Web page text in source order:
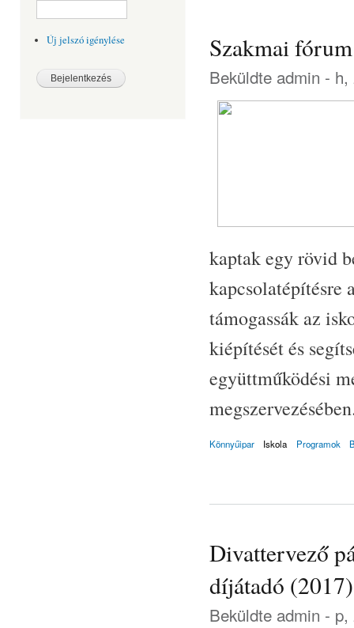
Új jelszó igénylése Szakmai
Beküldte admin - h,
kaptak egy rövid
kapcsolatépítésre
támogassák az
kiépítését és
együttműködési
Könnyűipar Iskola Programok
Divattervező
díjátadó (2017)
Beküldte admin - p,